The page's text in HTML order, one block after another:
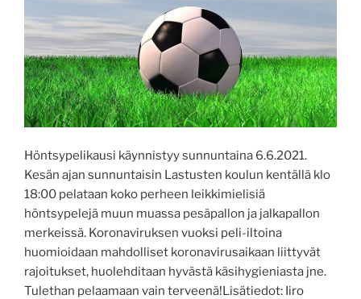
Höntsypelikausi käynnistyy sunnuntaina 6.6.2021.
Kesän ajan sunnuntaisin Lastusten koulun kentällä klo
18:00 pelataan koko perheen leikkimielisiä
höntsypelejä muun muassa pesäpallon ja jalkapallon
merkeissä. Koronaviruksen vuoksi peli-iltoina
huomioidaan mahdolliset koronavirusaikaan liittyvät
rajoitukset, huolehditaan hyvästä käsihygieniasta jne.
Tulethan pelaamaan vain terveenä!Lisätiedot: Iiro